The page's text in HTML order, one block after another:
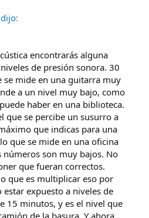
encontrarás alguna
de presión sonora. 30
se mide en una guitarra muy
a un nivel muy bajo, como
haber en una biblioteca.
que se percibe un susurro a
que indicas para una
que se mide en una oficina
números son muy bajos. No
que fueran correctos.
que es multiplicar eso por
expuesto a niveles de
15 minutos, y es el nivel que
de la basura. Y ahora